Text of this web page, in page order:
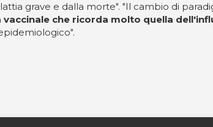
grave e dalla morte". "Il cambio di
che ricorda molto quella